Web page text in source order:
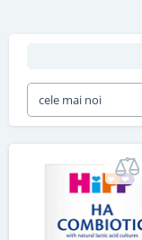
cele mai noi